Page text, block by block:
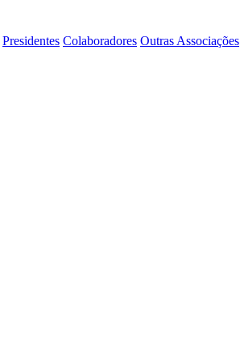
Presidentes Colaboradores Outras Associações